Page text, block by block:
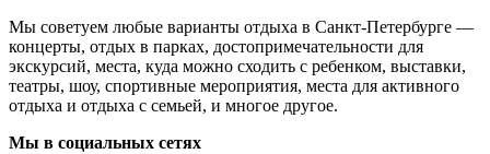
Мы советуем любые варианты отдыха в Санкт-Петербурге —
концерты, отдых в парках, достопримечательности для
экскурсий, места, куда можно сходить с ребенком, выставки,
театры, шоу, спортивные мероприятия, места для активного
отдыха и отдыха с семьей, и многое другое.
Мы в социальных сетях